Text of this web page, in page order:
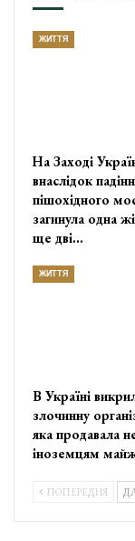
ЖИТТЯ
На Заході
внаслідок
пішохідного
загинула одна
ще дві…
ЖИТТЯ
В Україні
злочинну
яка продавала
іноземцям
ПОПЕРЕДНЯ